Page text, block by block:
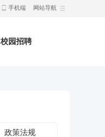
网站导航
手机端
校园招聘
政策法规